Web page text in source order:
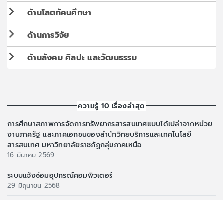
ด้านโสตทัศนศึกษา
ด้านการวิจัย
ด้านสังคม ศิลปะ และวัฒนธรรม
ความรู้ 10 เรื่องล่าสุด
การศึกษาสภาพการจัดการทรัพยากรสารสนเทศแบบได้เปล่าจากหน่วย
งานภาครัฐ และภาคเอกชนของสำนักวิทยบริการและเทคโนโลยี
สารสนเทศ มหาวิทยาลัยราชภัฏกลุ่มภาคเหนือ
16 มีนาคม 2569
ระบบแจ้งซ่อมอุปกรณ์คอมพิวเตอร์
29 มิถุนายน 2568